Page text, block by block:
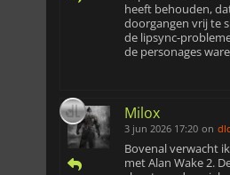
heeft behouden,
doorgangen vrij te
de lipsync-
de personages
Milox
3 jun 2026 17:20 on
Bovenal verwacht
met Alan Wake 2.